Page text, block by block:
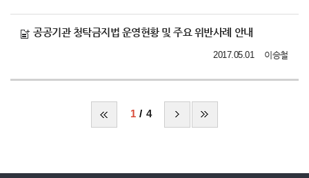
공공기관 청탁금지법 운영현황 및 주요 위반사례 안내
이승철
2017.05.01
1 4